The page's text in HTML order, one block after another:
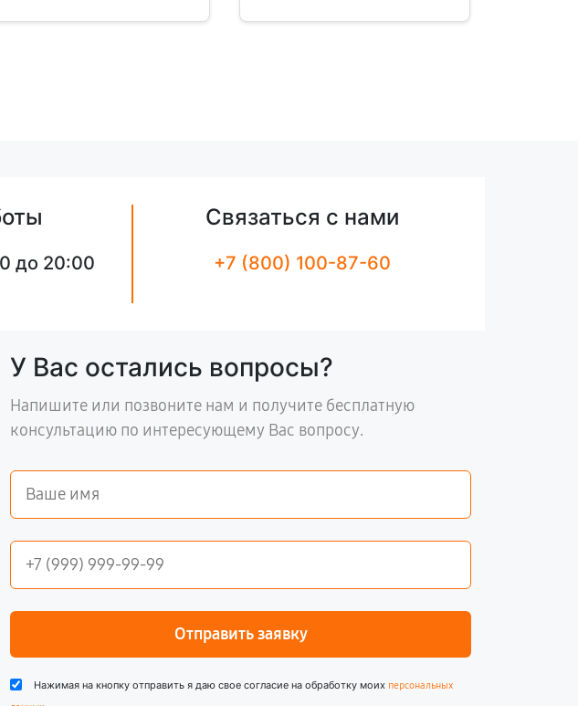
до 20:00
Связаться с нами
+7 (800) 100-87-60
У Вас остались вопросы?
Напишите или позвоните нам и получите бесплатную
консультацию по интересующему Вас вопросу.
Отправить заявку
Нажимая на кнопку отправить я даю свое согласие на обработку моих персональных